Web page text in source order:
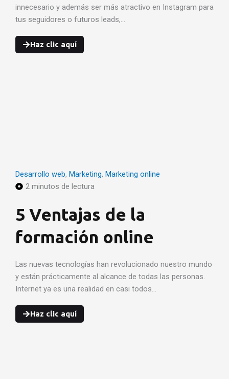
innecesario y además ser más atractivo en Instagram para
tus seguidores o futuros leads,…
Haz clic aquí
Desarrollo web, Marketing, Marketing online
2 minutos de lectura
5 Ventajas de la
formación online
Las nuevas tecnologías han revolucionado nuestro mundo
y están prácticamente al alcance de todas las personas.
Internet ya es una realidad en casi todos…
Haz clic aquí